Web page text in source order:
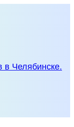
в Челябинске.